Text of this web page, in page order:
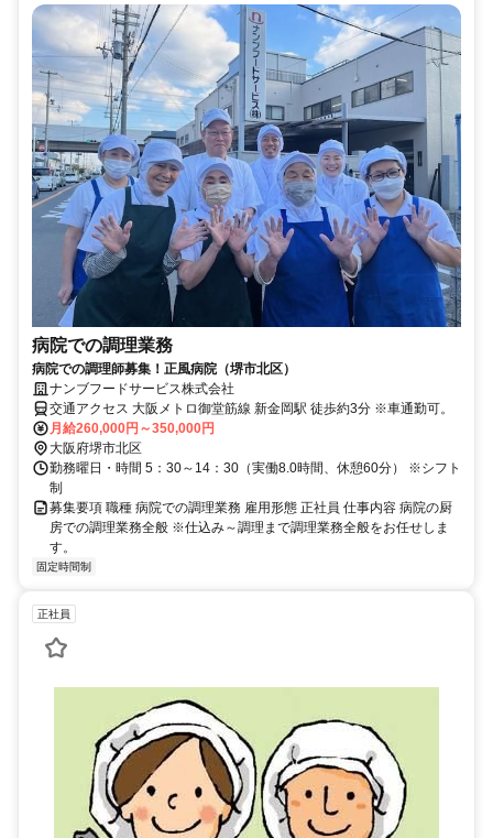
病院での調理業務
病院での調理師募集！正風病院（堺市北区）
ナンブフードサービス株式会社
交通アクセス 大阪メトロ御堂筋線 新金岡駅 徒歩約3分 ※車通勤可。
月給260,000円～350,000円
大阪府堺市北区
勤務曜日・時間 5：30～14：30（実働8.0時間、休憩60分） ※シフト
制
募集要項 職種 病院での調理業務 雇用形態 正社員 仕事内容 病院の厨
房での調理業務全般 ※仕込み～調理まで調理業務全般をお任せしま
す。
固定時間制
正社員